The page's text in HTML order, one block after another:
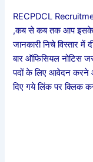
RECPDCL
,कब से कब तक आप इसके
जानकारी निचे विस्तार
बार ऑफिसियल नोटिस
पदों के लिए आवेदन करने
दिए गये लिंक पर क्लिक